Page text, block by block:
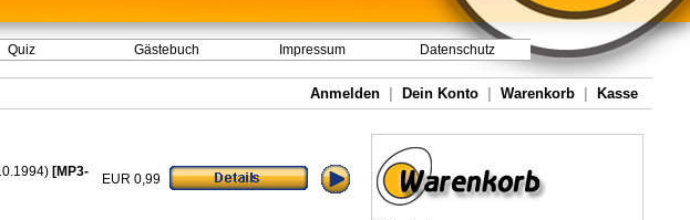
Quiz Gästebuch Impressum Datenschutz
Anmelden Dein Konto Warenkorb Kasse
[MP3-
EUR 0,99